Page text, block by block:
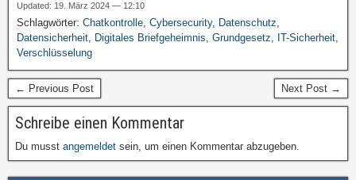
Updated: 19. März 2024 — 12:10
Schlagwörter: Chatkontrolle, Cybersecurity, Datenschutz,
Datensicherheit, Digitales Briefgeheimnis, Grundgesetz, IT-Sicherheit,
Verschlüsselung
← Previous Post Next Post →
Schreibe einen Kommentar
Du musst angemeldet sein, um einen Kommentar abzugeben.